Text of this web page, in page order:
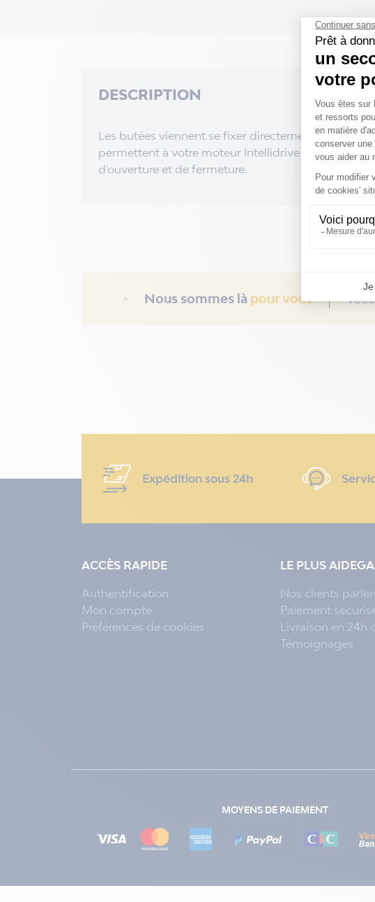
DESCRIPTION
Les butées viennent se fixer directement à
permettent à votre moteur Intellidrive de détecter
d'ouverture et de fermeture.
Nous sommes là pour vous
Expédition sous 24h
ACCÈS RAPIDE
Authentification
Mon compte
Préférences de cookies
LE PLUS
Nos clients
Paiement
Livraison en 24h
Témoignages
MOYENS DE PAIEMENT